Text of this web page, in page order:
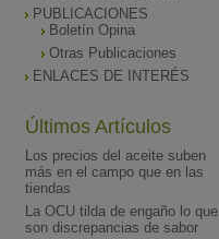
PUBLICACIONES
Boletín Opina
Otras Publicaciones
ENLACES DE INTERÉS
Últimos Artículos
Los precios del aceite suben
más en el campo que en las
tiendas
La OCU tilda de engaño lo que
son discrepancias de sabor